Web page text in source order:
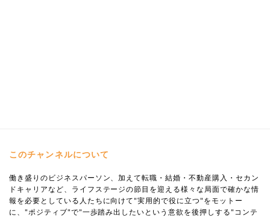
このチャンネルについて
働き盛りのビジネスパーソン、加えて転職・結婚・不動産購入・セカン
ドキャリアなど、ライフステージの節目を迎える様々な局面で確かな情
報を必要としている人たちに向けて"実用的で役に立つ"をモットー
に、"ポジティブ"で"一歩踏み出したいという意欲を後押しする"コンテ